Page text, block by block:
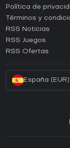
¿Cómo activar una
¿Cómo activar
¿Cómo activar
Política de
Términos y
RSS Noticias
RSS Juegos
RSS Ofertas
España (EUR)